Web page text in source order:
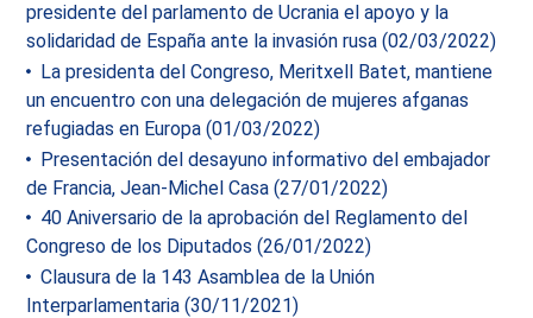
presidente del parlamento de Ucrania el apoyo y la
solidaridad de España ante la invasión rusa (02/03/2022)
La presidenta del Congreso, Meritxell Batet, mantiene
un encuentro con una delegación de mujeres afganas
refugiadas en Europa (01/03/2022)
Presentación del desayuno informativo del embajador
de Francia, Jean-Michel Casa (27/01/2022)
40 Aniversario de la aprobación del Reglamento del
Congreso de los Diputados (26/01/2022)
Clausura de la 143 Asamblea de la Unión
Interparlamentaria (30/11/2021)